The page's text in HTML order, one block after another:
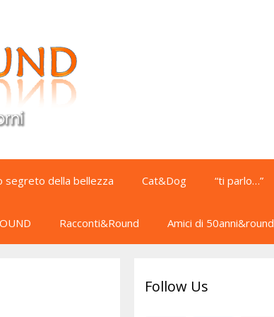
segreto della bellezza Cat&Dog “ti parlo…”
Racconti&Round Amici di 50anni&round
Follow Us